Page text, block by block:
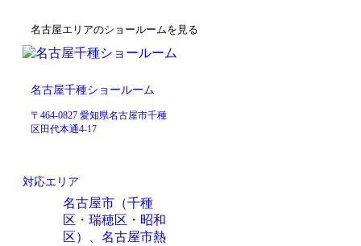
名古屋エリアのショールームを見る
名古屋千種ショールーム
〒464-0827 愛知県名古屋市千種
区田代本通4-17
対応エリア
名古屋市（千種
区・瑞穂区・昭和
区）、名古屋市熱